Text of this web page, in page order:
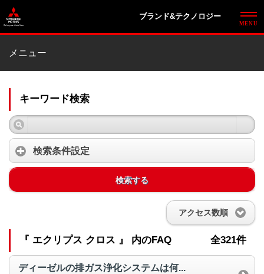
ブランド&テクノロジー
メニュー
キーワード検索
検索条件設定
検索する
アクセス数順
『 エクリプス クロス 』 内のFAQ 全321件
ディーゼルの排ガス浄化システムは何...